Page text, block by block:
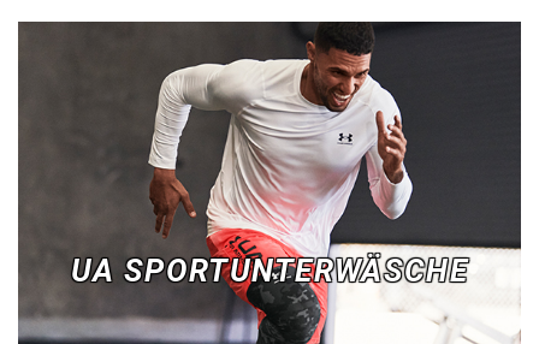
UA SPORTUNTERWÄSCHE